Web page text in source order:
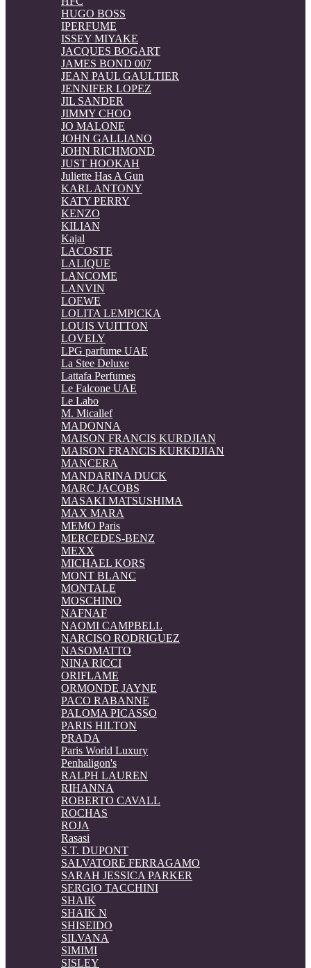
HUGO BOSS
IPERFUME
ISSEY MIYAKE
JACQUES BOGART
JAMES BOND 007
JEAN PAUL GAULTIER
JENNIFER LOPEZ
JIL SANDER
JIMMY CHOO
JO MALONE
JOHN GALLIANO
JOHN RICHMOND
JUST HOOKAH
Juliette Has A Gun
KARL ANTONY
KATY PERRY
KENZO
KILIAN
Kajal
LACOSTE
LALIQUE
LANCOME
LANVIN
LOEWE
LOLITA LEMPICKA
LOUIS VUITTON
LOVELY
LPG parfume UAE
La Stee Deluxe
Lattafa Perfumes
Le Falcone UAE
Le Labo
M. Micallef
MADONNA
MAISON FRANCIS KURDJIAN
MAISON FRANCIS KURKDJIAN
MANCERA
MANDARINA DUCK
MARC JACOBS
MASAKI MATSUSHIMA
MAX MARA
MEMO Paris
MERCEDES-BENZ
MEXX
MICHAEL KORS
MONT BLANC
MONTALE
MOSCHINO
NAFNAF
NAOMI CAMPBELL
NARCISO RODRIGUEZ
NASOMATTO
NINA RICCI
ORIFLAME
ORMONDE JAYNE
PACO RABANNE
PALOMA PICASSO
PARIS HILTON
PRADA
Paris World Luxury
Penhaligon's
RALPH LAUREN
RIHANNA
ROBERTO CAVALL
ROCHAS
ROJA
Rasasi
S.T. DUPONT
SALVATORE FERRAGAMO
SARAH JESSICA PARKER
SERGIO TACCHINI
SHAIK
SHAIK N
SHISEIDO
SILVANA
SIMIMI
SISLEY